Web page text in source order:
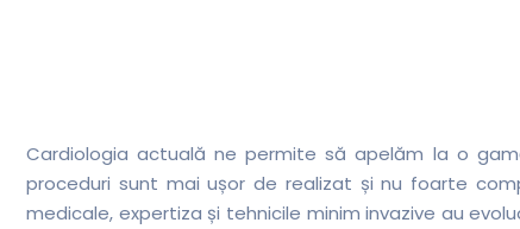
Cardiologia actuală ne permite să apelăm la o
proceduri sunt mai ușor de realizat și nu foarte
medicale, expertiza și tehnicile minim invazive au